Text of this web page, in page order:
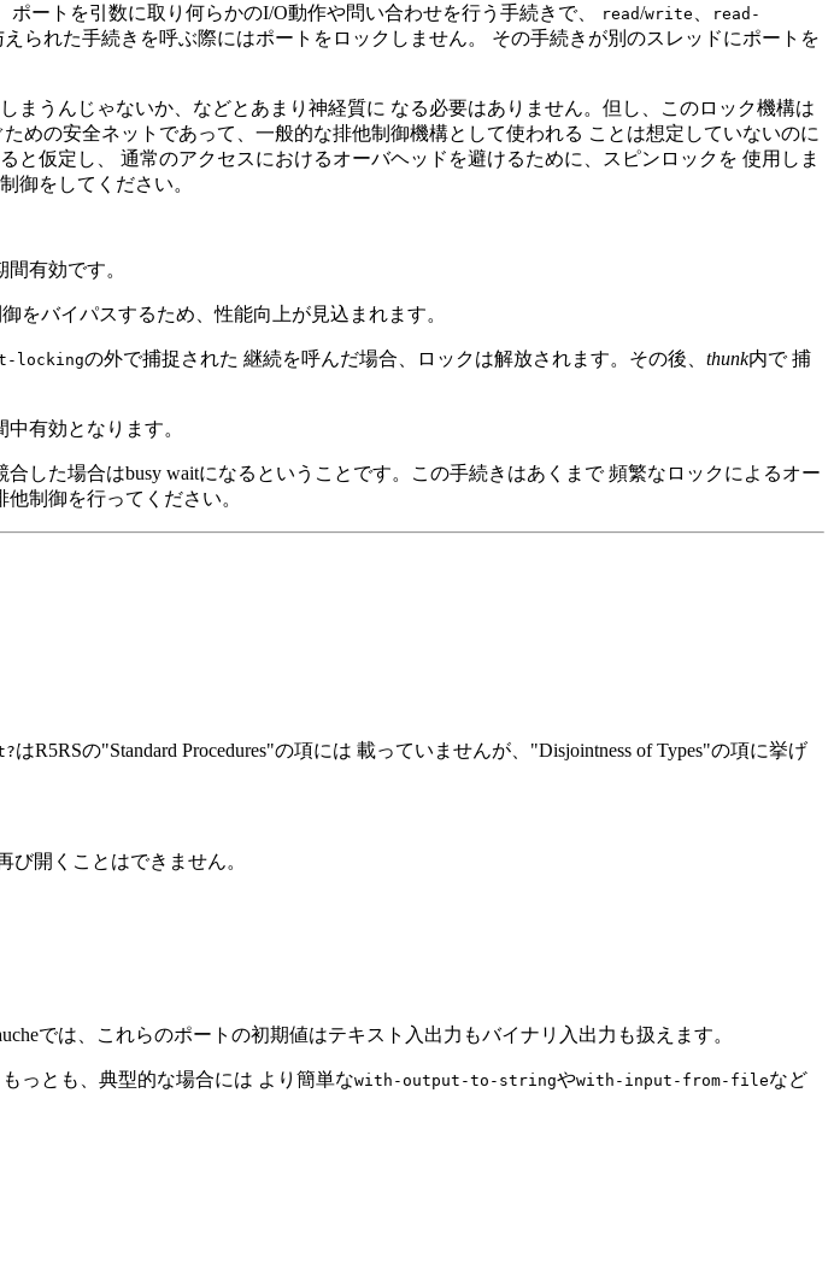
ートを引数に取り何らかのI/O動作や問い合わせを行う手続きで、
read/write
read-
えられた手続きを呼ぶ際にはポートをロックしません。 その手続きが別のスレッドにポートを
うんじゃないか、などとあまり神経質に なる必要はありません。但し、このロック機構は
めの安全ネットであって、一般的な排他制御機構として使われる ことは想定していないのに
仮定し、 通常のアクセスにおけるオーバヘッドを避けるために、スピンロックを 使用しま
御をしてください。
有効です。
をバイパスするため、性能向上が見込まれます。
lockingの外で捕捉された 継続を呼んだ場合、ロックは解放されます。その後、 thunk内で 捕
中有効となります。
した場合はbusy waitになるということです。この手続きはあくまで 頻繁なロックによるオー
制御を行ってください。
はR5RSの"Standard Procedures"の項には 載っていませんが、"Disjointness of Types"の項に挙げ
開くことはできません。
では、これらのポートの初期値はテキスト入出力もバイナリ入出力も扱えます。
っとも、典型的な場合には より簡単なwith-output-to-stringやwith-input-from-fileなど